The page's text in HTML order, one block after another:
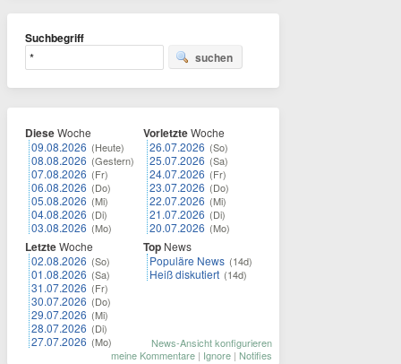
Suchbegriff
suchen
DieseWoche
09.08.2026 (Heute)
08.08.2026 (Gestern)
07.08.2026 (Fr)
06.08.2026 (Do)
05.08.2026 (Mi)
04.08.2026 (Di)
03.08.2026 (Mo)
LetzteWoche
02.08.2026 (So)
01.08.2026 (Sa)
31.07.2026 (Fr)
30.07.2026 (Do)
29.07.2026 (Mi)
28.07.2026 (Di)
27.07.2026 (Mo)
VorletzteWoche
26.07.2026 (So)
25.07.2026 (Sa)
24.07.2026 (Fr)
23.07.2026 (Do)
22.07.2026 (Mi)
21.07.2026 (Di)
20.07.2026 (Mo)
Top News
Populäre News (14d)
Heiß diskutiert (14d)
News-Ansicht konfigurieren
meine Kommentare | Ignore | Notifies